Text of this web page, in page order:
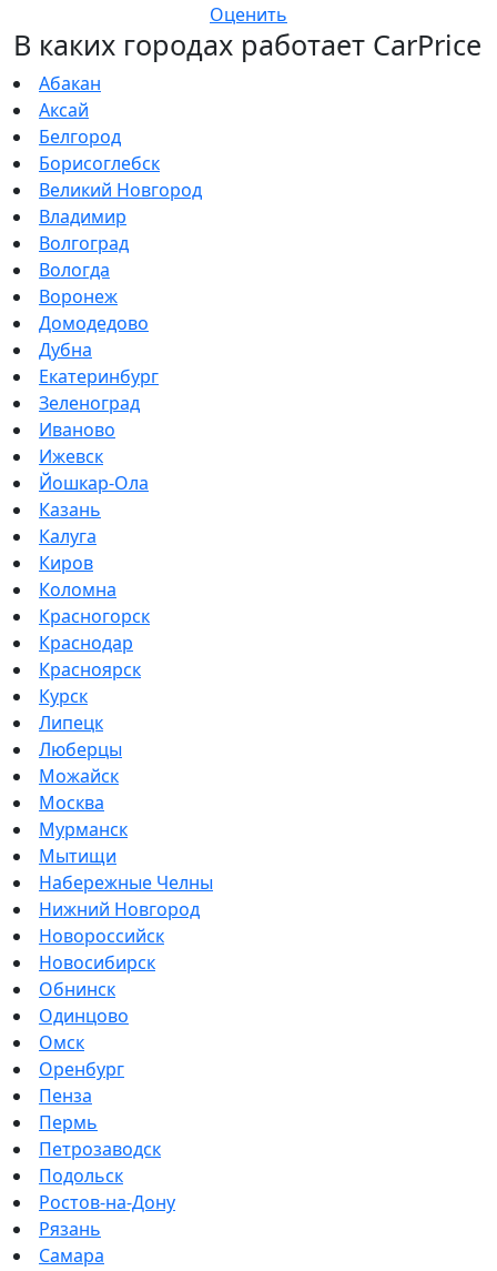
Оценить
В каких городах работает CarPrice
Абакан
Аксай
Белгород
Борисоглебск
Великий Новгород
Владимир
Волгоград
Вологда
Воронеж
Домодедово
Дубна
Екатеринбург
Зеленоград
Иваново
Ижевск
Йошкар-Ола
Казань
Калуга
Киров
Коломна
Красногорск
Краснодар
Красноярск
Курск
Липецк
Люберцы
Можайск
Москва
Мурманск
Мытищи
Набережные Челны
Нижний Новгород
Новороссийск
Новосибирск
Обнинск
Одинцово
Омск
Оренбург
Пенза
Пермь
Петрозаводск
Подольск
Ростов-на-Дону
Рязань
Самара